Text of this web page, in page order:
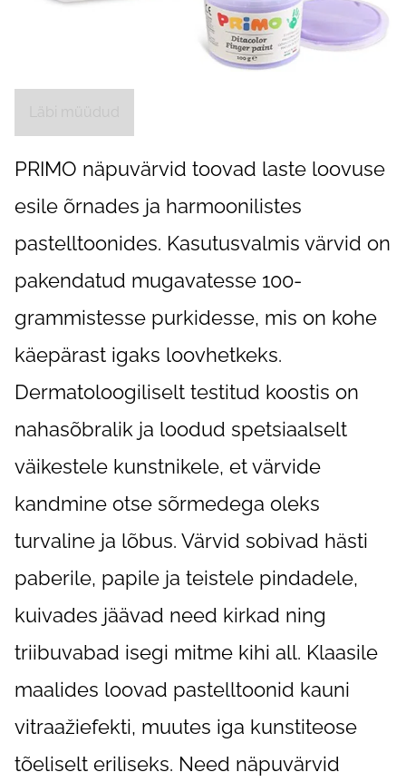
PRIMO näpuvärvid toovad laste loovuse
esile õrnades ja harmoonilistes
pastelltoonides. Kasutusvalmis värvid on
pakendatud mugavatesse 100-
grammistesse purkidesse, mis on kohe
käepärast igaks loovhetkeks.
Dermatoloogiliselt testitud koostis on
nahasõbralik ja loodud spetsiaalselt
väikestele kunstnikele, et värvide
kandmine otse sõrmedega oleks
turvaline ja lõbus. Värvid sobivad hästi
paberile, papile ja teistele pindadele,
kuivades jäävad need kirkad ning
triibuvabad isegi mitme kihi all. Klaasile
maalides loovad pastelltoonid kauni
vitraažiefekti, muutes iga kunstiteose
tõeliselt eriliseks. Need näpuvärvid